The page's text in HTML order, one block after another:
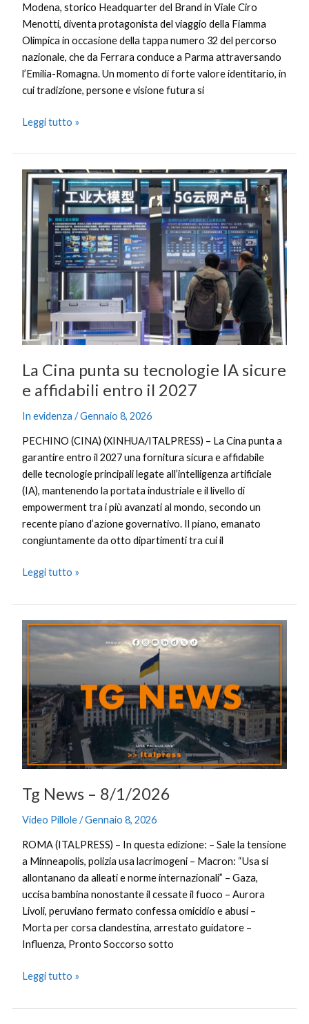
Modena, storico Headquarter del Brand in Viale Ciro
Menotti, diventa protagonista del viaggio della Fiamma
Olimpica in occasione della tappa numero 32 del percorso
nazionale, che da Ferrara conduce a Parma attraversando
l’Emilia-Romagna. Un momento di forte valore identitario, in
cui tradizione, persone e visione futura si
Leggi tutto »
La Cina punta su tecnologie IA sicure
e affidabili entro il 2027
In evidenza /Gennaio 8, 2026
PECHINO (CINA) (XINHUA/ITALPRESS) – La Cina punta a
garantire entro il 2027 una fornitura sicura e affidabile
delle tecnologie principali legate all’intelligenza artificiale
(IA), mantenendo la portata industriale e il livello di
empowerment tra i più avanzati al mondo, secondo un
recente piano d’azione governativo. Il piano, emanato
congiuntamente da otto dipartimenti tra cui il
La
Cina
punta
su
tecnologie
sicure
e
affidabili
entro
il
Leggi tutto »
Tg News – 8/1/2026
Video Pillole/Gennaio 8, 2026
ROMA (ITALPRESS) – In questa edizione: – Sale la tensione
a Minneapolis, polizia usa lacrimogeni – Macron: “Usa si
allontanano da alleati e norme internazionali” – Gaza,
uccisa bambina nonostante il cessate il fuoco – Aurora
Livoli, peruviano fermato confessa omicidio e abusi –
Morta per corsa clandestina, arrestato guidatore –
Influenza, Pronto Soccorso sotto
Tg
–
Leggi tutto »